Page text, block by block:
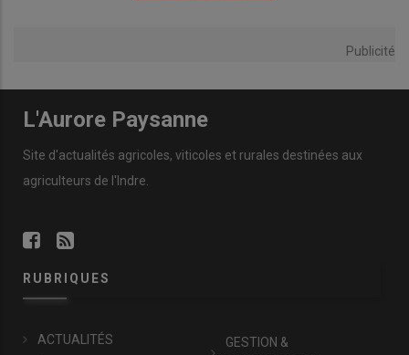
Publicité
L'Aurore Paysanne
Site d'actualités agricoles, viticoles et rurales destinées aux
agriculteurs de l'Indre.
RUBRIQUES
ACTUALITÉS
GESTION &